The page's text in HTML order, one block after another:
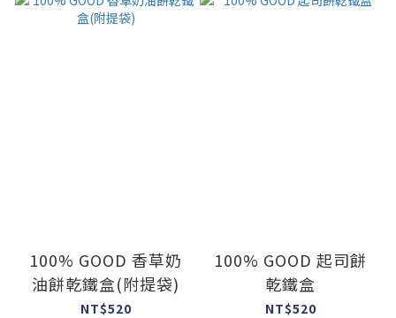
100% GOOD 香草奶
油餅乾鐵盒(附提袋)
NT$520
100% GOOD 起司餅
乾鐵盒
NT$520